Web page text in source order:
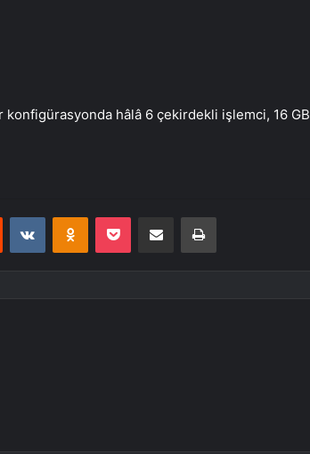
hâlâ 6 çekirdekli işlemci, 16 GB
Reddit VKontakteOdnoklassniki
Pocket E-Posta ile paylaş Yazdır